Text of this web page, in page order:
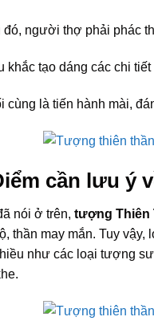
đó, người thợ phải phác
khắc tạo dáng các chi
cùng là tiến hành mài,
cần lưu ý
nói ở trên, tượng Thiên
thần may mắn. Tuy
như các loại tượng